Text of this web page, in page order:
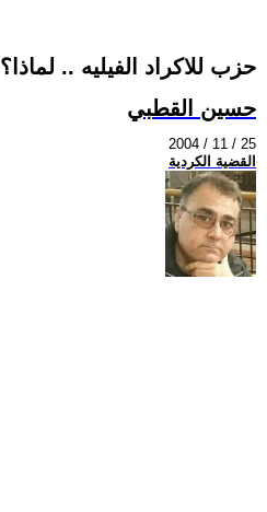
حزب للاكراد الفيليه .. لماذا؟
حسين القطبي
2004 / 11 / 25
القضية الكردية